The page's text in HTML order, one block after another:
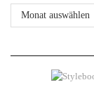
Archive